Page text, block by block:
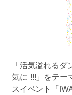
「活気溢れる
気に !!!」をテー
スイベント『